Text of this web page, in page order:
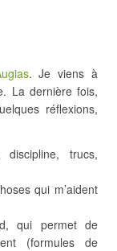
. Je viens à
La dernière fois,
réflexions,
trucs,
qui m’aident
qui permet de
(formules de